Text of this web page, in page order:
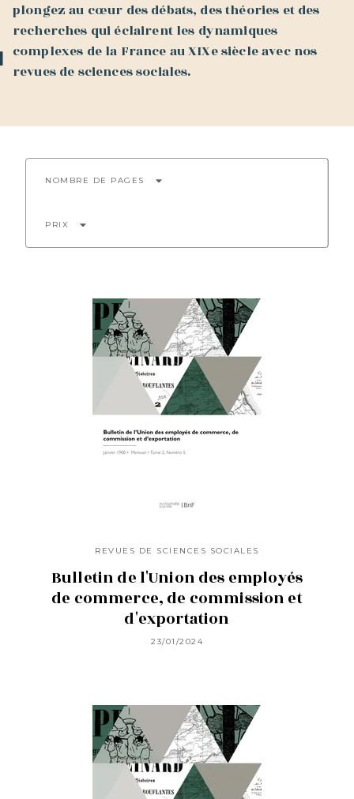
plongez au cœur des débats, des théories et des
recherches qui éclairent les dynamiques
complexes de la France au XIXe siècle avec nos
revues de sciences sociales.
NOMBRE DE PAGES arrow_drop_down
PRIX arrow_drop_down
REVUES DE SCIENCES SOCIALES
Bulletin de l'Union des employés
de commerce, de commission et
d'exportation
23/01/2024